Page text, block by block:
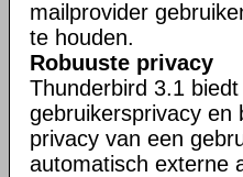
mailprovider
te houden.
Robuuste privacy
Thunderbird 3.1
gebruikersprivacy en
privacy van een
automatisch externe